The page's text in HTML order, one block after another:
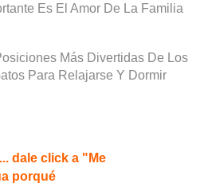
Es El Amor De La Familia
Más Divertidas De Los
Para Relajarse Y Dormir
dale click a "Me
porqué